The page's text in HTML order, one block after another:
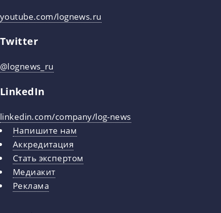
youtube.com/lognews.ru
Twitter
@lognews_ru
LinkedIn
linkedin.com/company/log-news
Напишите нам
Аккредитация
Стать экспертом
Медиакит
Реклама